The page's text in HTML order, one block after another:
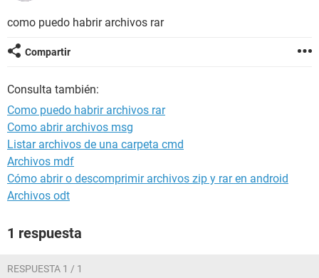
como puedo habrir archivos rar
Compartir
Consulta también:
Como puedo habrir archivos rar
Como abrir archivos msg
Listar archivos de una carpeta cmd
Archivos mdf
Cómo abrir o descomprimir archivos zip y rar en android
Archivos odt
1 respuesta
RESPUESTA 1 / 1